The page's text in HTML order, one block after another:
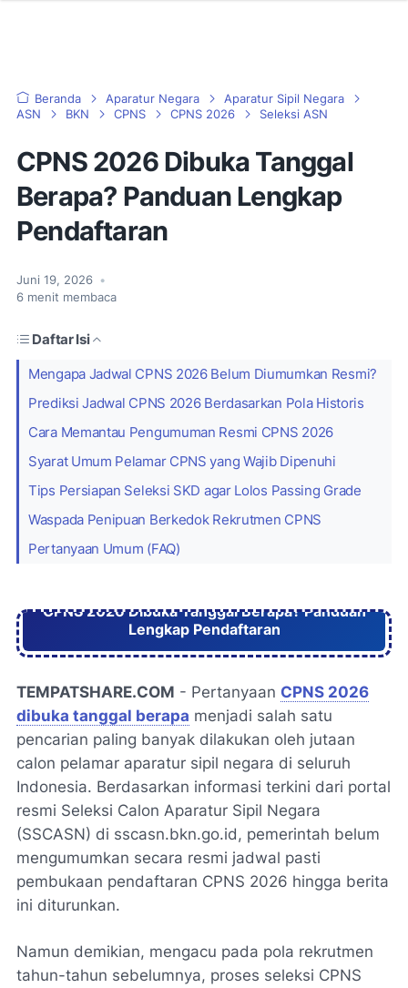
Beranda Aparatur Negara
Aparatur Sipil Negara
ASN
BKN CPNS CPNS 2026 Seleksi ASN
CPNS 2026 Dibuka Tanggal
Berapa? Panduan Lengkap
Pendaftaran
Juni 19, 2026 •
6 menit membaca
Daftar Isi
Mengapa Jadwal CPNS 2026 Belum Diumumkan Resmi?
Prediksi Jadwal CPNS 2026 Berdasarkan Pola Historis
Cara Memantau Pengumuman Resmi CPNS 2026
Syarat Umum Pelamar CPNS yang Wajib Dipenuhi
Tips Persiapan Seleksi SKD agar Lolos Passing Grade
Waspada Penipuan Berkedok Rekrutmen CPNS
Pertanyaan Umum (FAQ)
CPNS 2026 Dibuka Tanggal Berapa? Panduan
Lengkap Pendaftaran
TEMPATSHARE.COM - Pertanyaan CPNS 2026
dibuka tanggal berapa menjadi salah satu
pencarian paling banyak dilakukan oleh jutaan
calon pelamar aparatur sipil negara di seluruh
Indonesia. Berdasarkan informasi terkini dari portal
resmi Seleksi Calon Aparatur Sipil Negara
(SSCASN) di sscasn.bkn.go.id, pemerintah belum
mengumumkan secara resmi jadwal pasti
pembukaan pendaftaran CPNS 2026 hingga berita
ini diturunkan.
Namun demikian, mengacu pada pola rekrutmen
tahun-tahun sebelumnya, proses seleksi CPNS